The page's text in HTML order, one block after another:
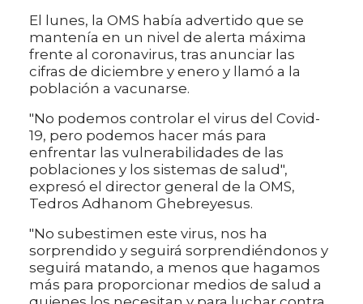
El lunes, la OMS había advertido que se
mantenía en un nivel de alerta máxima
frente al coronavirus, tras anunciar las
cifras de diciembre y enero y llamó a la
población a vacunarse.
"No podemos controlar el virus del Covid-
19, pero podemos hacer más para
enfrentar las vulnerabilidades de las
poblaciones y los sistemas de salud",
expresó el director general de la OMS,
Tedros Adhanom Ghebreyesus.
"No subestimen este virus, nos ha
sorprendido y seguirá sorprendiéndonos y
seguirá matando, a menos que hagamos
más para proporcionar medios de salud a